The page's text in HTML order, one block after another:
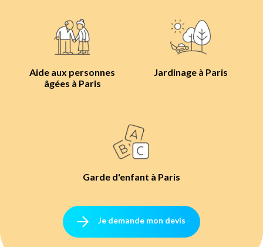
Aide aux personnes
âgées à Paris
Jardinage à Paris
Garde d'enfant à Paris
Je demande mon devis